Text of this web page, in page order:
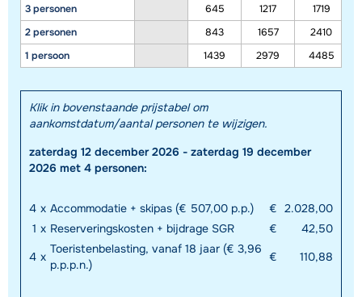
3 personen
2 personen
1 persoon
645 1217
1719
843
1657
2410
1439
2979 4485
Klik in bovenstaande prijstabel om
aankomstdatum/aantal personen te wijzigen.
zaterdag 12 december 2026 - zaterdag 19 december
2026 met 4 personen:
4 x Accommodatie + skipas (€ 507,00 p.p.) € 2.028,00
1 x Reserveringskosten + bijdrage SGR €
42,50
4 x
Toeristenbelasting, vanaf 18 jaar (€ 3,96
p.p.p.n.)
€ 110,88